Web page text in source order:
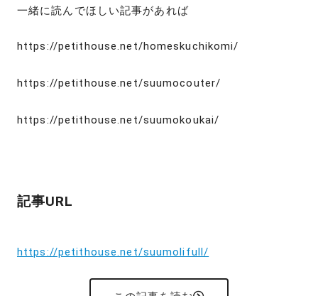
一緒に読んでほしい記事があれば
https://petithouse.net/homeskuchikomi/
https://petithouse.net/suumocouter/
https://petithouse.net/suumokoukai/
記事URL
https://petithouse.net/suumolifull/